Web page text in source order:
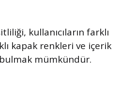
kullanıcıların farklı
kapak renkleri ve içerik
mümkündür.